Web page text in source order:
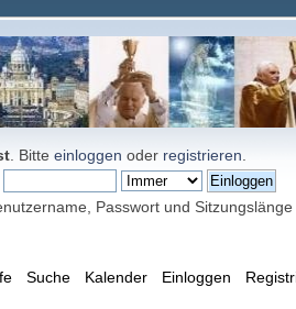
. Bitteeinloggen oder registrieren
Passwort und Sitzungslänge
Suche Kalender Einloggen